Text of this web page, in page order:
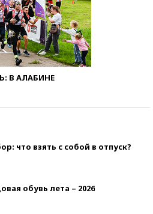
В АЛАБИНЕ
что взять с собой в отпуск?
обувь лета – 2026